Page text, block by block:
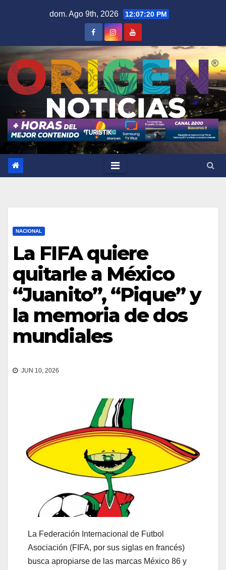
dom. Ago 9th, 2026 12:07:22 PM
NACIONAL
La FIFA quiere
quitarle a México
“Juanito”, “Pique” y
la memoria de dos
mundiales
JUN 10, 2026
La Federación Internacional de Futbol
Asociación (FIFA, por sus siglas en francés)
busca apropiarse de las marcas México 86 y